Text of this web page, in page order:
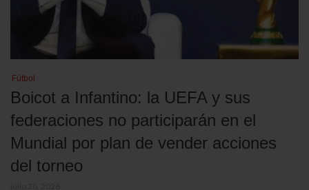
Fútbol
Boicot a Infantino: la UEFA y sus
federaciones no participarán en el
Mundial por plan de vender acciones
del torneo